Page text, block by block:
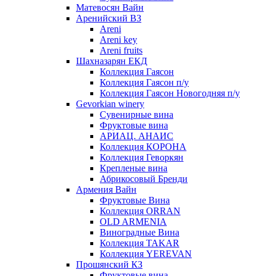
Матевосян Вайн
Аренийский ВЗ
Areni
Areni key
Areni fruits
Шахназарян ЕКД
Коллекция Гаясон
Коллекция Гаясон п/у
Коллекция Гаясон Новогодняя п/у
Gevorkian winery
Сувенирные вина
Фруктовые вина
АРИАЦ. АНАИС
Коллекция КОРОНА
Коллекция Геворкян
Крепленые вина
Абрикосовый Бренди
Армения Вайн
Фруктовые Вина
Коллекция ORRAN
OLD ARMENIA
Виноградные Вина
Коллекция TAKAR
Коллекция YEREVAN
Прошянский КЗ